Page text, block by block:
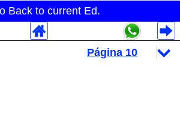
Back to current Ed.
Rubros